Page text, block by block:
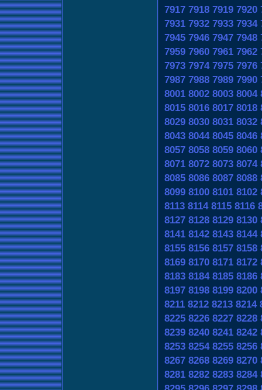
7917 7918 7919 7920
7931 7932 7933 7934
7945 7946 7947 7948
7959 7960 7961 7962
7973 7974 7975 7976
7987 7988 7989 7990
8001 8002 8003 8004
8015 8016 8017 8018
8029 8030 8031 8032
8043 8044 8045 8046
8057 8058 8059 8060
8071 8072 8073 8074
8085 8086 8087 8088
8099 8100 8101 8102
8113 8114 8115 8116
8127 8128 8129 8130
8141 8142 8143 8144
8155 8156 8157 8158
8169 8170 8171 8172
8183 8184 8185 8186
8197 8198 8199 8200
8211 8212 8213 8214
8225 8226 8227 8228
8239 8240 8241 8242
8253 8254 8255 8256
8267 8268 8269 8270
8281 8282 8283 8284